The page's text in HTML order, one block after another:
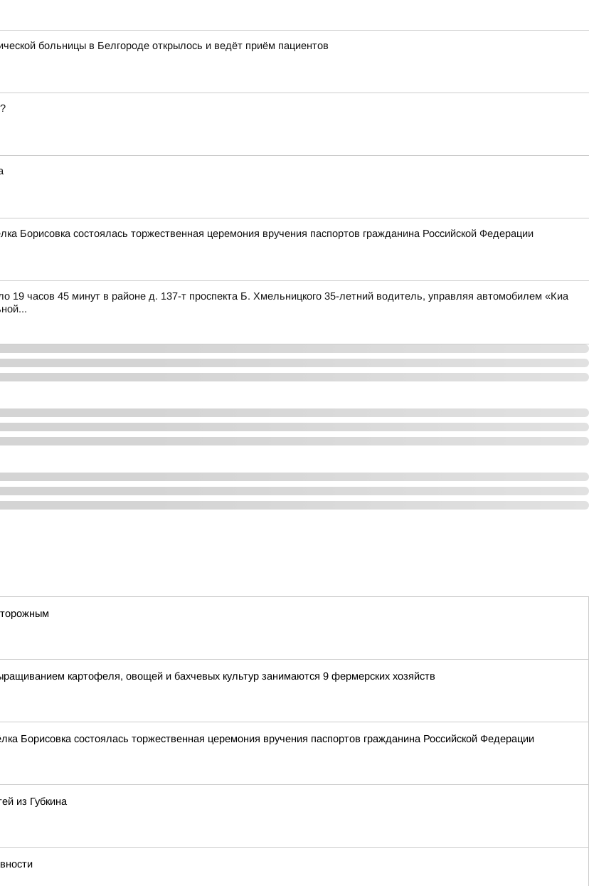
больницы в Белгороде открылось и ведёт приём пациентов
Борисовка состоялась торжественная церемония вручения паспортов гражданина Российской Федерации
часов 45 минут в районе д. 137-т проспекта Б. Хмельницкого 35-летний водитель, управляя автомобилем «Киа
картофеля, овощей и бахчевых культур занимаются 9 фермерских хозяйств
Борисовка состоялась торжественная церемония вручения паспортов гражданина Российской Федерации
из Губкина